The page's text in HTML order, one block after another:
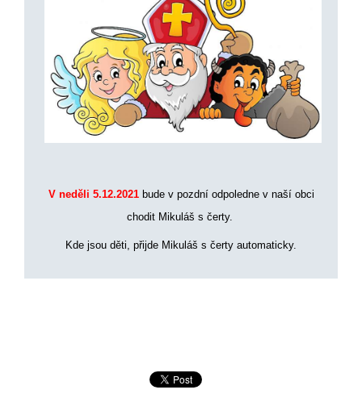
V neděli 5.12.2021bude v pozdní odpoledne v naší obci
chodit Mikuláš s čerty.
Kde jsou děti, přijde Mikuláš s čerty automaticky.